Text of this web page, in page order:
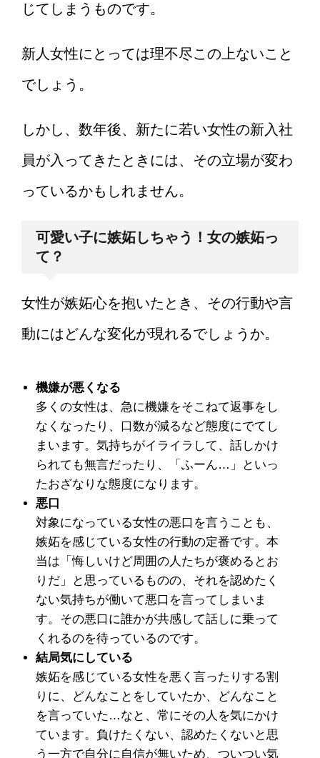
じてしまうものです。
新人女性にとっては理不尽この上ないこと
でしょう。
しかし、数年後、新たに若い女性の新入社
員が入ってきたときには、その立場が変わ
っているかもしれません。
可愛い子に嫉妬しちゃう！女の嫉妬っ
て？
女性が嫉妬心を抱いたとき、その行動や言
動にはどんな変化が現れるでしょうか。
機嫌が悪くなる
多くの女性は、急に機嫌をそこねて返事をし
なくなったり、口数が減るなど態度にでてし
まいます。気持ちがイライラして、話しかけ
られても無言だったり、「ふーん…」といっ
たおざなりな態度になります。
悪口
対象になっている女性の悪口を言うことも、
嫉妬を感じている女性の行動の定番です。本
当は「悔しいけど周囲の人たちが褒めるとお
りだ」と思っているものの、それを認めたく
ない気持ちが働いて悪口を言ってしまいま
す。その悪口に誰かが共感して話しに乗って
くれるのを待っているのです。
結局気にしている
嫉妬を感じている女性を悪く言ったりする割
りに、どんなことをしていたか、どんなこと
を言っていた…なと、常にその人を気にかけ
ています。負けたくない、認めたくないと思
う一方で自分に自信が無いため、ついつい気